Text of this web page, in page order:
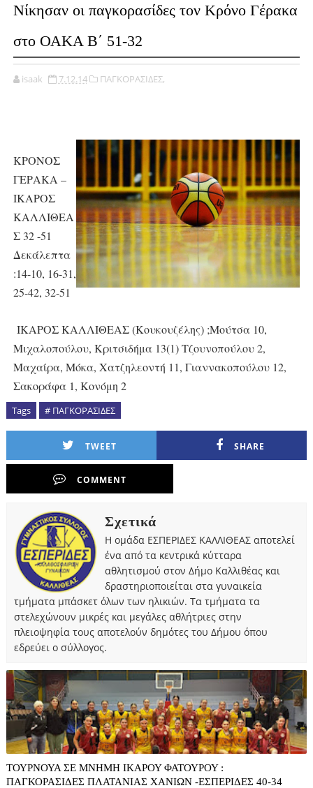
Νίκησαν οι παγκορασίδες τον Κρόνο Γέρακα
στο ΟΑΚΑ Β΄ 51-32
isaak 7.12.14 ΠΑΓΚΟΡΑΣΙΔΕΣ,
ΚΡΟΝΟΣ
ΓΕΡΑΚΑ –
ΙΚΑΡΟΣ
ΚΑΛΛΙΘΕΑ
Σ 32 -51
Δεκάλεπτα
:14-10, 16-31,
25-42, 32-51
ΙΚΑΡΟΣ ΚΑΛΛΙΘΕΑΣ (Κουκουζέλης) ;Μούτσα 10,
Μιχαλοπούλου, Κριτσιδήμα 13(1) Τζουνοπούλου 2,
Μαχαίρα, Μόκα, Χατζηλεοντή 11, Γιαννακοπούλου 12,
Σακοράφα 1, Κονόμη 2
Tags # ΠΑΓΚΟΡΑΣΙΔΕΣ
TWEET SHARE
COMMENT
Σχετικά
Η ομάδα ΕΣΠΕΡΙΔΕΣ ΚΑΛΛΙΘΕΑΣ αποτελεί
ένα από τα κεντρικά κύτταρα
αθλητισμού στον Δήμο Καλλιθέας και
δραστηριοποιείται στα γυναικεία
τμήματα μπάσκετ όλων των ηλικιών. Τα τμήματα τα
στελεχώνουν μικρές και μεγάλες αθλήτριες στην
πλειοψηφία τους αποτελούν δημότες του Δήμου όπου
εδρεύει ο σύλλογος.
ΤΟΥΡΝΟΥΑ ΣΕ ΜΝΗΜΗ ΙΚΑΡΟΥ ΦΑΤΟΥΡΟΥ :
ΠΑΓΚΟΡΑΣΙΔΕΣ ΠΛΑΤΑΝΙΑΣ ΧΑΝΙΩΝ -ΕΣΠΕΡΙΔΕΣ 40-34